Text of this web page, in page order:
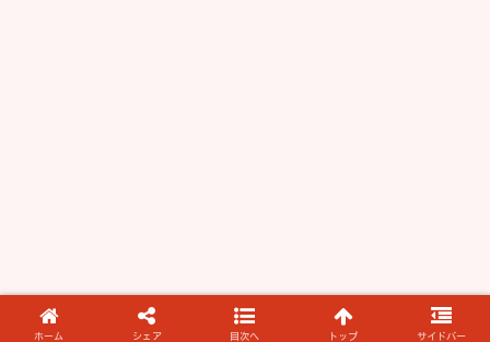
ホーム シェア 目次へ トップ サイドバー